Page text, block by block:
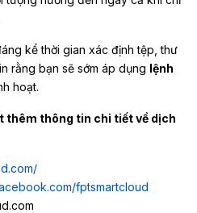
kể thời gian xác định tệp, thư
rằng bạn sẽ sớm áp dụng lệnh
hoạt.
thêm thông tin chi tiết về dịch
fptsmartcloud